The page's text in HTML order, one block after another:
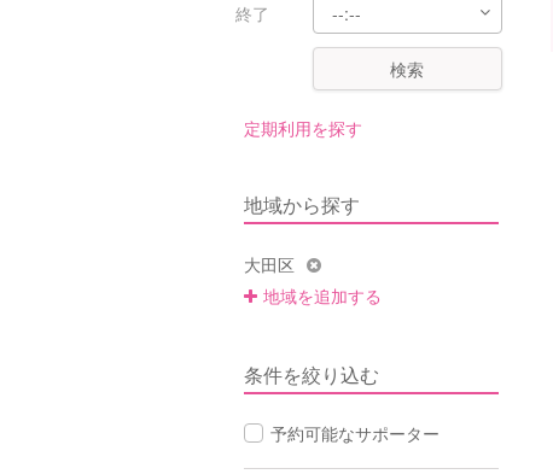
終了
検索
定期利用を探す
地域から探す
大田区
地域を追加する
条件を絞り込む
予約可能なサポーター